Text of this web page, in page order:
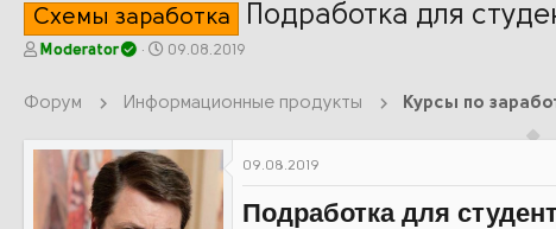
Схемы заработка Подработка для
А
о
Moderator
Д
а
а
ч
а
09.08.2019
Форум Информационные продукты Курсы по
09.08.2019
Подработка для